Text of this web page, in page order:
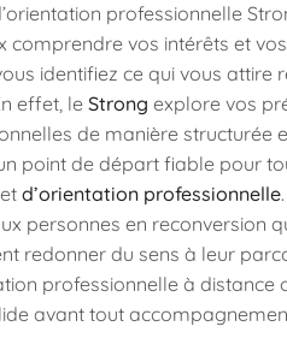
professionnelle
comprendre vos intérêts et
identifiez ce qui vous attire
effet, leStrong explore vos
de manière structurée
point de départ fiable pour
d’orientation professionnelle
personnes en reconversion
redonner du sens à leur
professionnelle à distance
avant tout